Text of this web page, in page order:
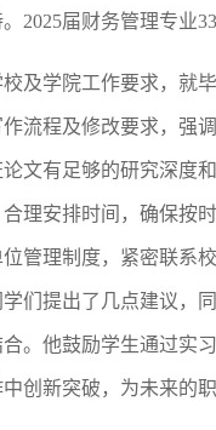
2025届财务管理专业
及学院工作要求，就
流程及修改要求，强
文有足够的研究深度
理安排时间，确保按
管理制度，紧密联系
们提出了几点建议，
。他鼓励学生通过实
创新突破，为未来的